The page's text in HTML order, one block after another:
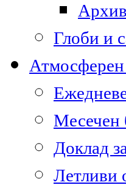
Глоби и
Атмосферен
Месечен
Доклад
Летливи